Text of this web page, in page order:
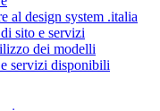
al design system .italia
sito e servizi
dei modelli
servizi disponibili